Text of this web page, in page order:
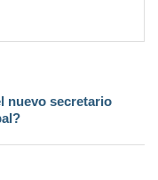
nuevo secretario